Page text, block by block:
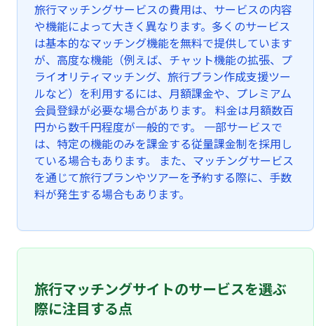
旅行マッチングサービスの費用は、サービスの内容
や機能によって大きく異なります。多くのサービス
は基本的なマッチング機能を無料で提供しています
が、高度な機能（例えば、チャット機能の拡張、プ
ライオリティマッチング、旅行プラン作成支援ツー
ルなど）を利用するには、月額課金や、プレミアム
会員登録が必要な場合があります。 料金は月額数百
円から数千円程度が一般的です。 一部サービスで
は、特定の機能のみを課金する従量課金制を採用し
ている場合もあります。 また、マッチングサービス
を通じて旅行プランやツアーを予約する際に、手数
料が発生する場合もあります。
旅行マッチングサイトのサービスを選ぶ
際に注目する点